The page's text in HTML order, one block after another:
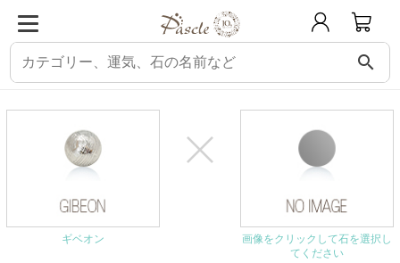
search
パスクル 組み合わせ・相性チェック ギベオンと相性の良い石
ギベオン
画像をクリックして石を選択し
てください